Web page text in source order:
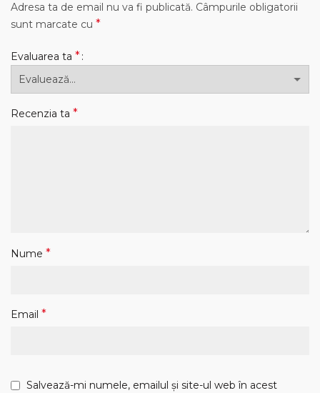
Adresa ta de email nu va fi publicată. Câmpurile obligatorii
sunt marcate cu *
Evaluarea ta *
Recenzia ta *
Nume *
Email *
Salvează-mi numele, emailul și site-ul web în acest